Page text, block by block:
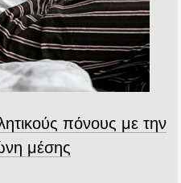
πόνους με την
μέσης